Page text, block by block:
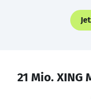
21 Mio. XING